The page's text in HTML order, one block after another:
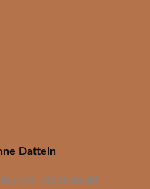
Datteln
von Jakubowski